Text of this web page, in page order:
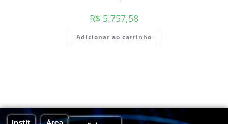
R$ 5.757,58
Adicionar ao carrinho